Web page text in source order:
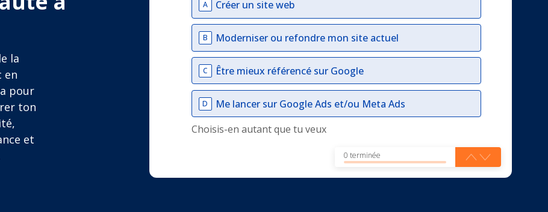
la
en
pour
ton
et
A Créer un site web
B Moderniser ou refondre mon site actuel
C Être mieux référencé sur Google
D
Me lancer sur Google Ads et/ou Meta Ads
Choisis-en autant que tu veux
0 terminée